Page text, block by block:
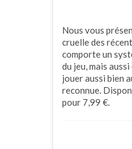
Nous vous
cruelle des
comporte un
du jeu, mais
jouer aussi bien
reconnue.
pour 7,99 €.